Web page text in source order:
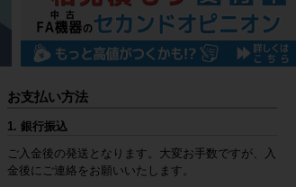
お支払い方法
1. 銀行振込
ご入金後の発送となります。大変お手数ですが、入
金後にご連絡をお願いいたします。